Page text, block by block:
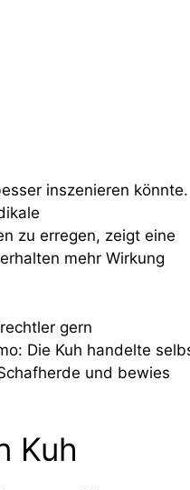
inszenieren könnte.
zu erregen, zeigt eine
mehr Wirkung
gern
Die Kuh handelte
und bewies
Kuh